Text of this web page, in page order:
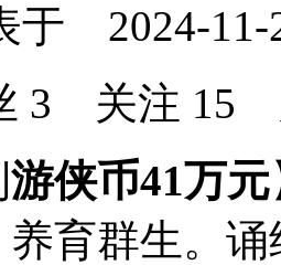
2024-11-
3 关注 15
游侠币41万元
育群生。